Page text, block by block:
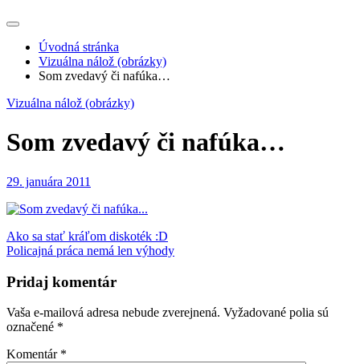
Úvodná stránka
Vizuálna nálož (obrázky)
Som zvedavý či nafúka…
Vizuálna nálož (obrázky)
Som zvedavý či nafúka…
29. januára 2011
Navigácia
v
článku
Ako sa stať kráľom diskoték :D
Policajná práca nemá len výhody
Pridaj komentár
Vaša e-mailová adresa nebude zverejnená. Vyžadované polia sú
označené *
Komentár *